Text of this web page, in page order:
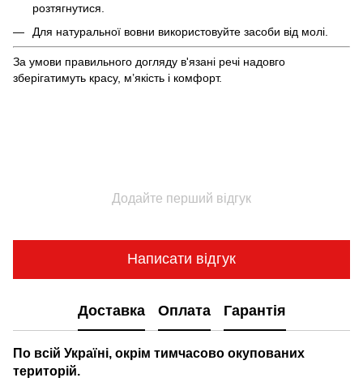
розтягнутися.
Для натуральної вовни використовуйте засоби від молі.
За умови правильного догляду в'язані речі надовго
зберігатимуть красу, м’якість і комфорт.
Додайте перший відгук
Написати відгук
Доставка Оплата Гарантія
По всій Україні, окрім тимчасово окупованих
територій.